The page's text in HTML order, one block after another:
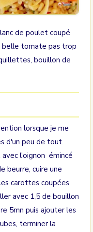
de poulet coupé
belle tomate pas trop
bouillon de
lorsque je me
d'un peu de tout.
l'oignon émincé
beurre, cuire une
carottes coupées
avec 1,5 de bouillon
5mn puis ajouter les
terminer la